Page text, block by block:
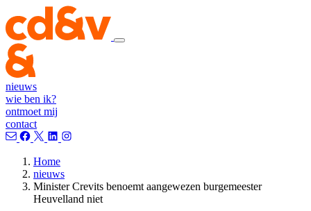
nieuws
wie ben ik?
ontmoet mij
contact
Home
nieuws
Minister Crevits benoemt aangewezen burgemeester
Heuvelland niet